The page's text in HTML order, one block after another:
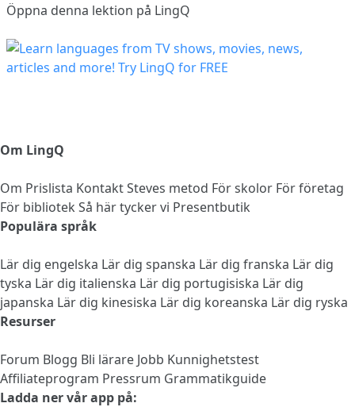
Öppna denna lektion på LingQ
Om LingQ
Om Prislista KontaktSteves metod För skolor För företag
För bibliotek Så här tycker vi Presentbutik
Populära språk
Lär dig engelska Lär dig spanska Lär dig franska Lär dig
tyska Lär dig italienska Lär dig portugisiska Lär dig
japanska Lär dig kinesiska Lär dig koreanska Lär dig ryska
Resurser
Forum Blogg Bli lärare Jobb Kunnighetstest
Affiliateprogram Pressrum Grammatikguide
Ladda ner vår app på: